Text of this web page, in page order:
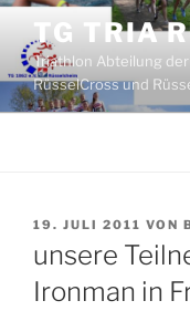
Zum
Inhalt
springen
TG TRIA
Triathlon Abteilung
RüsselCross und
VERÖFFENTLICHT
19. JULI 2011 VON
unsere
Ironman in